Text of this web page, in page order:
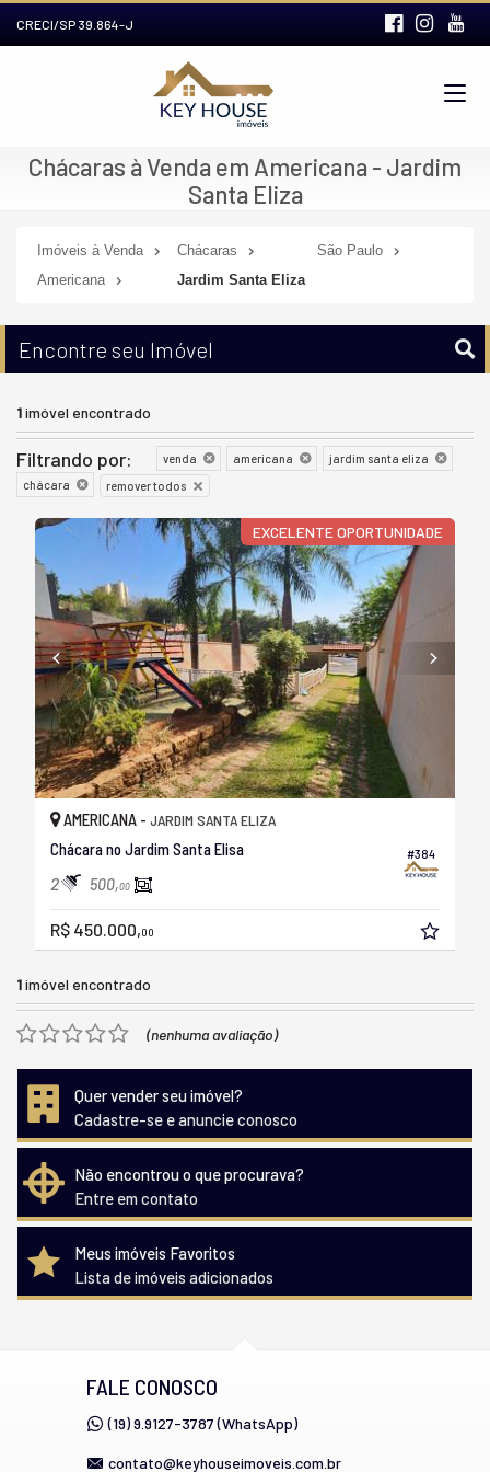
CRECI/SP 39.864-J
Chácaras à Venda em Americana - Jardim
Santa Eliza
Imóveis à Venda Chácaras
São Paulo
Americana
Jardim Santa Eliza
Encontre seu Imóvel
1imóvel encontrado
Filtrando por: venda americana
jardim santa eliza
chácara
remover todos
EXCELENTE OPORTUNIDADE
#384
AMERICANA - JARDIM SANTA ELIZA
Chácara no Jardim Santa Elisa
2 500,00
R$ 450.000,00
1imóvel encontrado
(nenhuma avaliação)
Quer vender seu imóvel?
Cadastre-se e anuncie conosco
Não encontrou o que procurava?
Entre em contato
Meus imóveis Favoritos
Lista de imóveis adicionados
FALE CONOSCO
(19) 9.9127-3787 (WhatsApp)
contato@keyhouseimoveis.com.br